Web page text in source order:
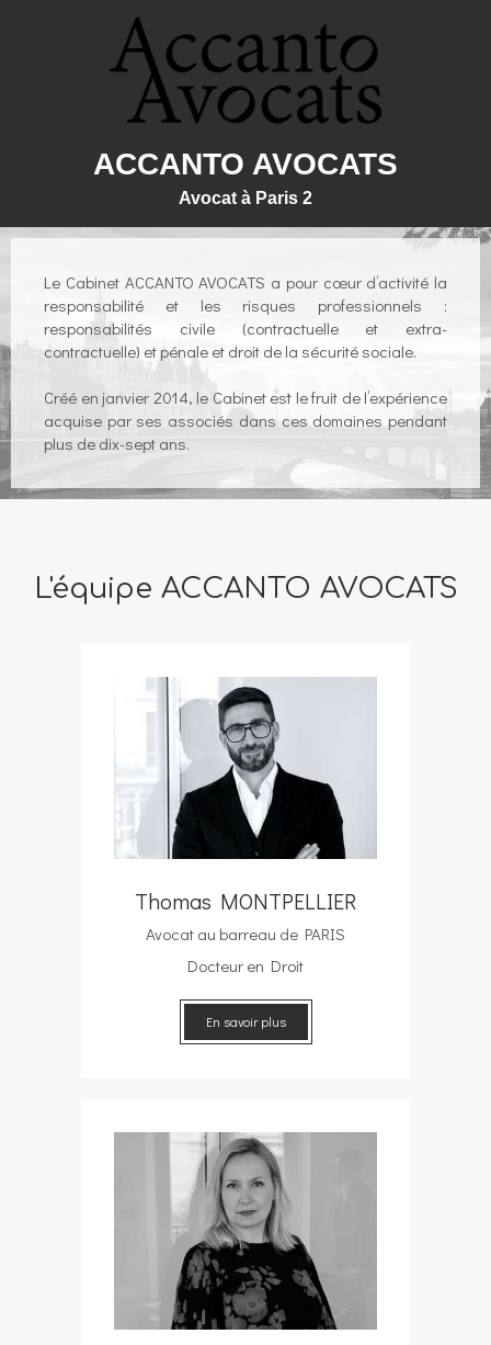
ACCANTO AVOCATS
Avocat à Paris 2
Le Cabinet ACCANTO AVOCATS a pour cœur d’activité la
responsabilité et les risques professionnels :
responsabilités civile (contractuelle et extra-
contractuelle) et pénale et droit de la sécurité sociale.
Créé en janvier 2014, le Cabinet est le fruit de l’expérience
acquise par ses associés dans ces domaines pendant
plus de dix-sept ans.
L'équipe ACCANTO AVOCATS
Thomas MONTPELLIER
Avocat au barreau de PARIS
Docteur en Droit
En savoir plus